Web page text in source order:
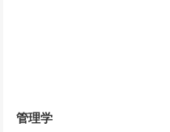
管理学